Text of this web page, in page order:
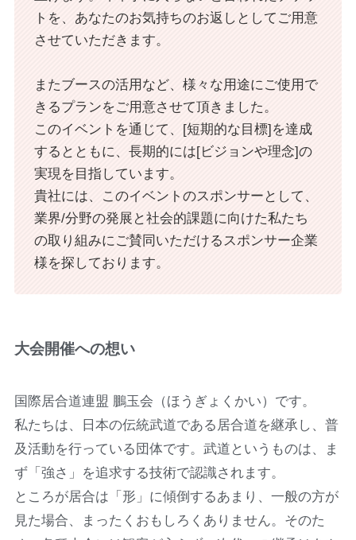
トを、あなたのお気持ちのお返しとしてご用意
させていただきます。
またブースの活用など、様々な用途にご使用で
きるプランをご用意させて頂きました。
このイベントを通じて、[短期的な目標]を達成
するとともに、長期的には[ビジョンや理念]の
実現を目指しています。
貴社には、このイベントのスポンサーとして、
業界/分野の発展と社会的課題に向けた私たち
の取り組みにご賛同いただけるスポンサー企業
様を探しております。
大会開催への想い
国際居合道連盟 鵬玉会（ほうぎょくかい）です。
私たちは、日本の伝統武道である居合道を継承し、普
及活動を行っている団体です。武道というものは、ま
ず「強さ」を追求する技術で認識されます。
ところが居合は「形」に傾倒するあまり、一般の方が
見た場合、まったくおもしろくありません。そのた